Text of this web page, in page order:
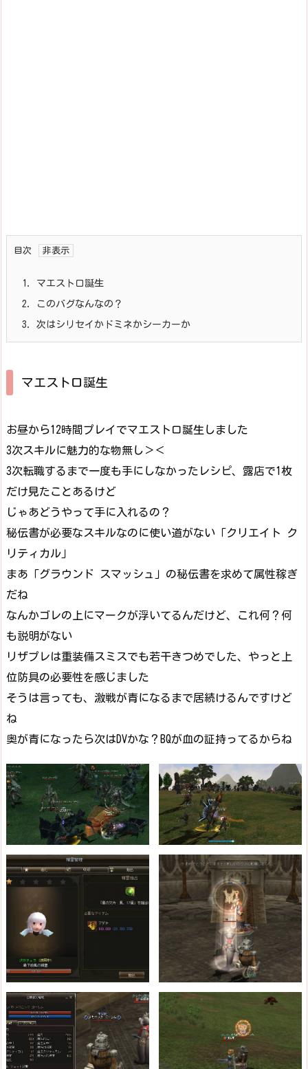
目次
1. マエストロ誕生
2. このバグなんなの？
3. 次はシリセイかドミネかシーカーか
マエストロ誕生
お昼から12時間プレイでマエストロ誕生しました
3次スキルに魅力的な物無し＞＜
3次転職するまで一度も手にしなかったレシピ、露店で1枚
だけ見たことあるけど
じゃあどうやって手に入れるの？
秘伝書が必要なスキルなのに使い道がない「クリエイト ク
リティカル」
まあ「グラウンド スマッシュ」の秘伝書を求めて属性稼ぎ
だね
なんかゴレの上にマークが浮いてるんだけど、これ何？何
も説明がない
リザプレは重装備スミスでも若干きつめでした、やっと上
位防具の必要性を感じました
そうは言っても、激戦が青になるまで居続けるんですけど
ね
奥が青になったら次はDVかな？BQが血の証持ってるからね